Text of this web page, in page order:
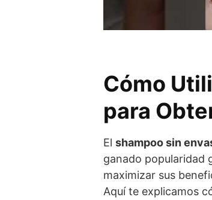
Cómo
para
El shampoo sin
ganado popularidad
maximizar sus
Aquí te explicamos